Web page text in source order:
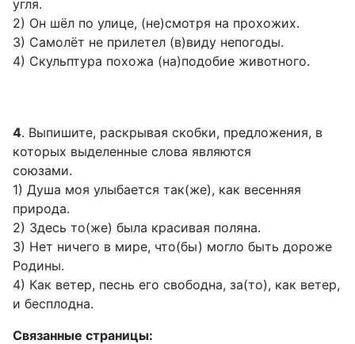
угля.
2) Он шёл по улице, (не)смотря на прохожих.
3) Самолёт не прилетел (в)виду непогоды.
4) Скульптура похожа (на)подобие животного.
4. Выпишите, раскрывая скобки, предложения, в
которых выделенные слова являются
союзами.
1) Душа моя улыбается так(же), как весенняя
природа.
2) Здесь то(же) была красивая поляна.
3) Нет ничего в мире, что(бы) могло быть дороже
Родины.
4) Как ветер, песнь его свободна, за(то), как ветер,
и бесплодна.
Связанные страницы: